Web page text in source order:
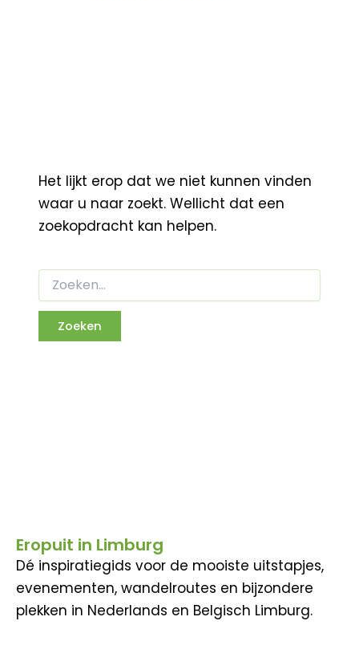
Het lijkt erop dat we niet kunnen vinden
waar u naar zoekt. Wellicht dat een
zoekopdracht kan helpen.
Eropuit in Limburg
Dé inspiratiegids voor de mooiste uitstapjes,
evenementen, wandelroutes en bijzondere
plekken in Nederlands en Belgisch Limburg.